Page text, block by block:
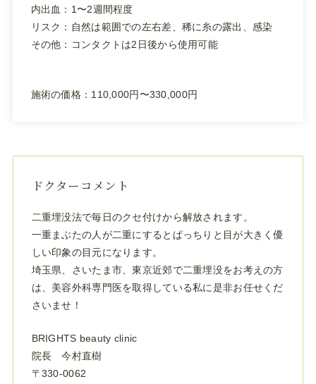
内出血：1〜2週間程度
リスク：自然は範囲での左右差、稀に糸の露出、感染
その他：コンタクトは2日後から使用可能
施術の価格：110,000円〜330,000円
ドクターコメント
二重埋没法で毎日のクセ付けから解放されます。
一重まぶたの人が二重にするとぱっちりと目が大きく優
しい印象の目元になります。
埼玉県、さいたま市、東京近郊で二重埋没をお考えの方
は、美容外科専門医を取得している私に是非お任せくだ
さいませ！
BRIGHTS beauty clinic
院長 今村直樹
〒330-0062